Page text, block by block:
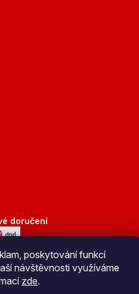
poskytování funkcí
návštěvnosti využíváme
zde.
doručení
platba